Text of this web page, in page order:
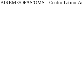
BIREME/OPAS/OMS - Centro Latino-